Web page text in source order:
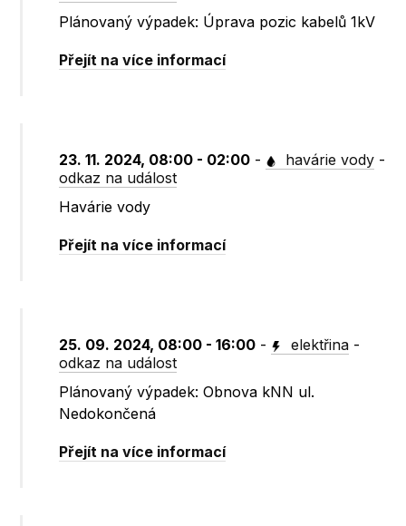
Plánovaný výpadek: Úprava pozic kabelů 1kV
Přejít na více informací
23. 11. 2024, 08:00 - 02:00 - havárie vody -
odkaz na událost
Havárie vody
Přejít na více informací
25. 09. 2024, 08:00 - 16:00 - elektřina -
odkaz na událost
Plánovaný výpadek: Obnova kNN ul.
Nedokončená
Přejít na více informací